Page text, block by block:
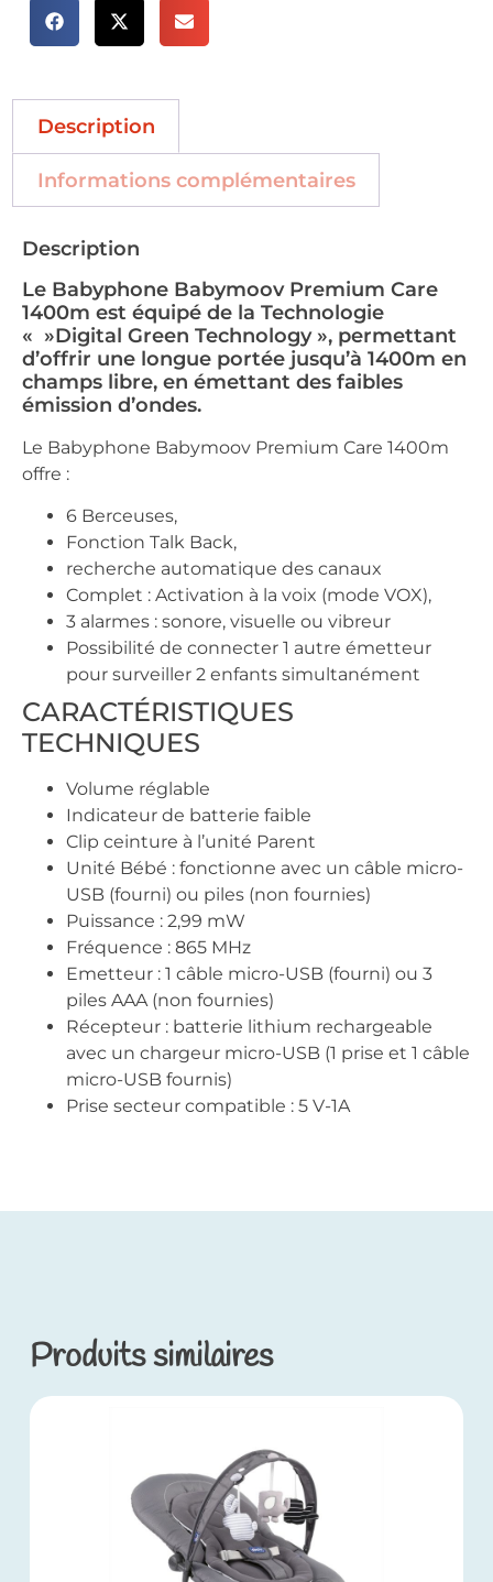
Description
Informations complémentaires
Description
Le Babyphone Babymoov Premium Care
1400m est équipé de la Technologie
« »Digital Green Technology », permettant
d’offrir une longue portée jusqu’à 1400m en
champs libre, en émettant des faibles
émission d’ondes.
Le Babyphone Babymoov Premium Care 1400m
offre :
6 Berceuses,
Fonction Talk Back,
recherche automatique des canaux
Complet : Activation à la voix (mode VOX),
3 alarmes : sonore, visuelle ou vibreur
Possibilité de connecter 1 autre émetteur
pour surveiller 2 enfants simultanément
CARACTÉRISTIQUES
TECHNIQUES
Volume réglable
Indicateur de batterie faible
Clip ceinture à l’unité Parent
Unité Bébé : fonctionne avec un câble micro-
USB (fourni) ou piles (non fournies)
Puissance : 2,99 mW
Fréquence : 865 MHz
Emetteur : 1 câble micro-USB (fourni) ou 3
piles AAA (non fournies)
Récepteur : batterie lithium rechargeable
avec un chargeur micro-USB (1 prise et 1 câble
micro-USB fournis)
Prise secteur compatible : 5 V-1A
Produits similaires